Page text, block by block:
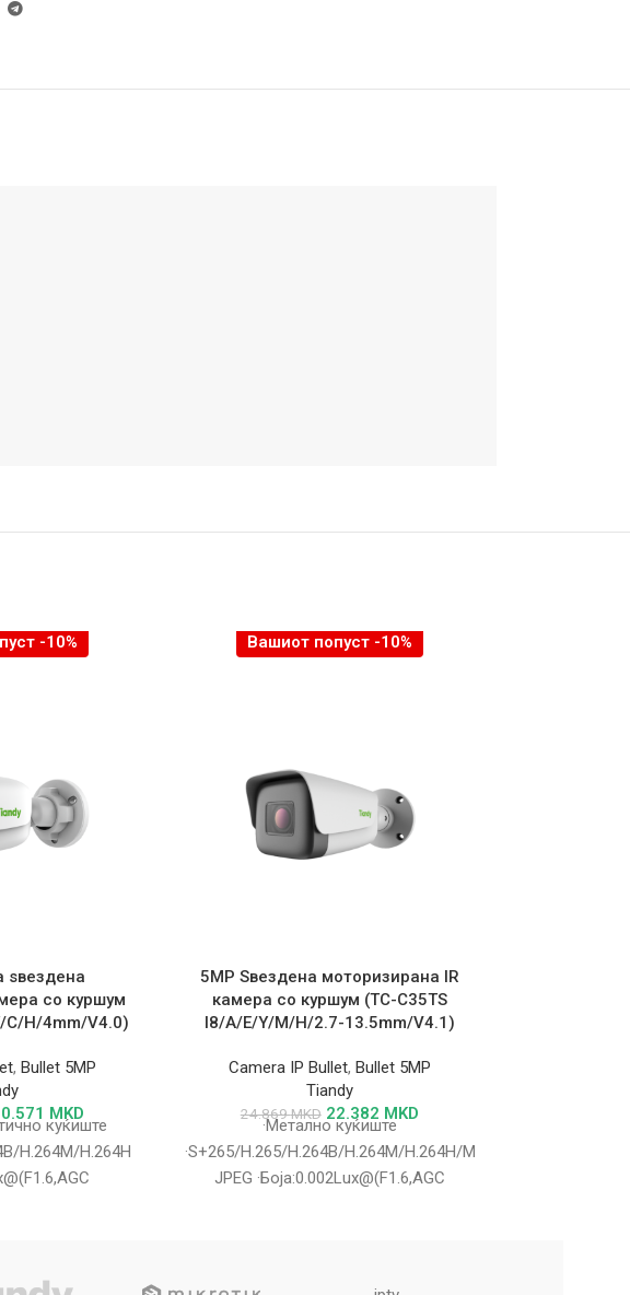
-10%
ѕвездена
со куршум
C/H/4mm/V4.0)
,Bullet 5MP
MKD
куќиште
H.264M/H.264H
microSDXC
Вашиот попуст -10%
5MP Ѕвездена моторизирана IR
камера со куршум (TC-C35TS
I8/A/E/Y/M/H/2.7-13.5mm/V4.1)
Camera IP Bullet, Bullet 5MP
Tiandy
24.869MKD 22.382 MKD
·Метално куќиште
·S+265/H.265/H.264B/H.264M/H.264H/Motion
JPEG ·Боја:0.002Lux@(F1.6,AGC